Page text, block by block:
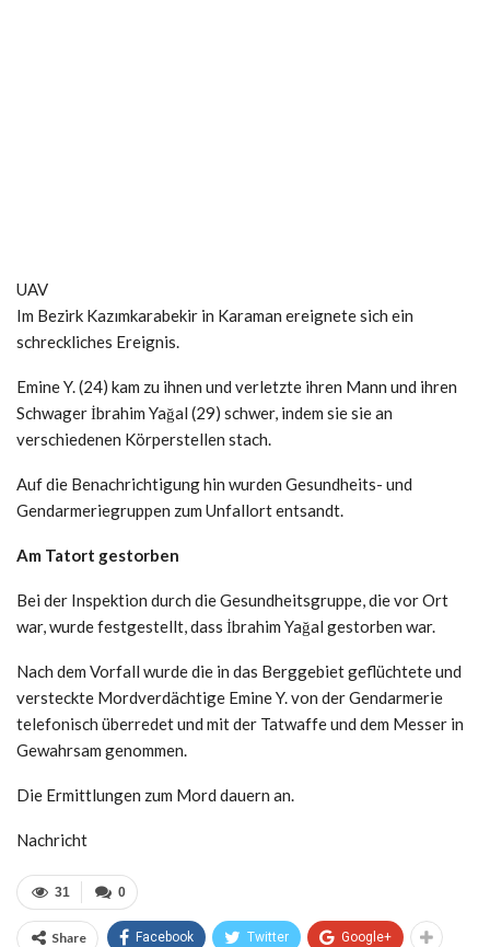
UAV
Im Bezirk Kazımkarabekir in Karaman ereignete sich ein
schreckliches Ereignis.
Emine Y. (24) kam zu ihnen und verletzte ihren Mann und ihren
Schwager İbrahim Yağal (29) schwer, indem sie sie an
verschiedenen Körperstellen stach.
Auf die Benachrichtigung hin wurden Gesundheits- und
Gendarmeriegruppen zum Unfallort entsandt.
Am Tatort gestorben
Bei der Inspektion durch die Gesundheitsgruppe, die vor Ort
war, wurde festgestellt, dass İbrahim Yağal gestorben war.
Nach dem Vorfall wurde die in das Berggebiet geflüchtete und
versteckte Mordverdächtige Emine Y. von der Gendarmerie
telefonisch überredet und mit der Tatwaffe und dem Messer in
Gewahrsam genommen.
Die Ermittlungen zum Mord dauern an.
Nachricht
0
31
Share Facebook Twitter Google+